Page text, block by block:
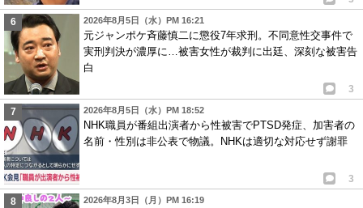
2026年8月5日（水）PM 16:21
元ジャンポケ斉藤慎二に懲役7年求刑。不同意性交事件で
実刑判決が濃厚に…被害女性が裁判に出廷、深刻な被害告
白
3
2026年8月5日（水）PM 18:52
NHK職員が番組出演者から性被害でPTSD発症、加害者の
名前・性別は非公表で物議。NHKは適切な対応せず謝罪
3
2026年8月3日（月）PM 16:19